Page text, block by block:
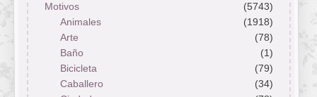
Motivos
(5743)
Animales
(1918)
Arte
(78)
Baño
(1)
Bicicleta
(79)
Caballero
(34)